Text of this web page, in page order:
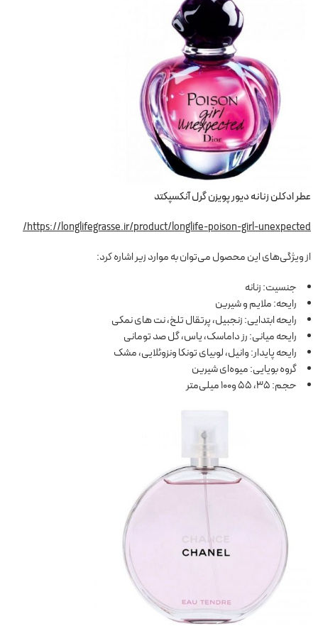
عطر ادکلن زنانه دیور پویزن گرل آنکسپکتد
https://longlifegrasse.ir/product/longlife-poison-girl-unexpected/
از ویژگی‌های این محصول می‌توان به موارد زیر اشاره کرد:
جنسیت: زنانه
رایحه: ملایم و شیرین
رایحه ابتدایی: زنجبیل، پرتقال تلخ، نت های نمکی
رایحه میانی: رز داماسک، یاس، گل صد تومانی
رایحه پایدار: وانیل، لوبیای تونکا ونزوئلایی، مشک
گروه بویایی: میوه‌ای شیرین
حجم: 35، 55 و100 میلی‌متر